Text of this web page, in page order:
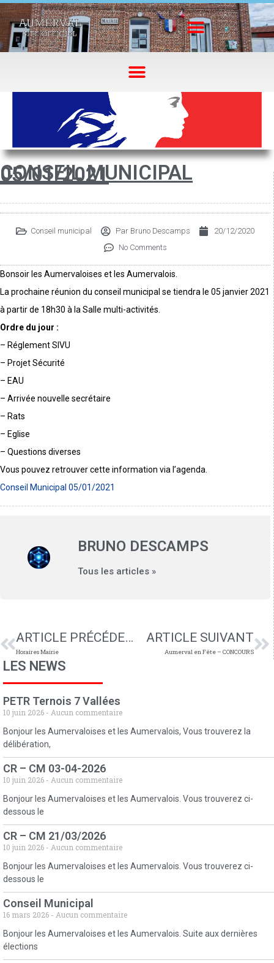
CONSEIL MUNICIPAL
05/01/2021
Conseil municipal Par Bruno Descamps
20/12/2020
No Comments
Bonsoir les Aumervaloises et les Aumervalois.
La prochaine réunion du conseil municipal se tiendra le 05 janvier 2021
à partir de 18h30 à la Salle multi-activités.
Ordre du jour :
– Réglement SIVU
– Projet Sécurité
– EAU
– Arrivée nouvelle secrétaire
– Rats
– Eglise
– Questions diverses
Vous pouvez retrouver cette information via l’agenda.
Conseil Municipal 05/01/2021
BRUNO DESCAMPS
Tous les articles »
ARTICLE PRÉCÉDENT
Horaires Mairie
ARTICLE SUIVANT
Aumerval en Fête – CONCOURS
LES NEWS
PETR Ternois 7 Vallées
10 juin 2026
Aucun commentaire
Bonjour les Aumervaloises et les Aumervalois, Vous trouverez la
délibération,
CR – CM 03-04-2026
10 juin 2026
Aucun commentaire
Bonjour les Aumervaloises et les Aumervalois. Vous trouverez ci-
dessous le
CR – CM 21/03/2026
10 juin 2026
Aucun commentaire
Bonjour les Aumervaloises et les Aumervalois. Vous trouverez ci-
dessous le
Conseil Municipal
16 mars 2026
Aucun commentaire
Bonjour les Aumervaloises et les Aumervalois. Suite aux dernières
élections